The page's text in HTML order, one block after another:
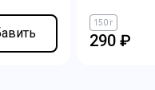
150 г
290 ₽